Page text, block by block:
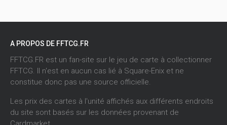
A PROPOS DE FFTCG.FR
FFTCG.FR est un fan-site sur le jeu de carte à collectionner
FFTCG. Il n'est en aucun cas lié à Square-Enix et ne
constitue donc pas une source officielle.
Les prix des cartes à l'unité affichés aux différents endroits
du site sont basés sur les données provenant de